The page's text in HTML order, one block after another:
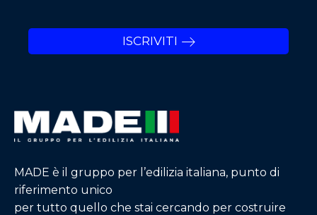
ISCRIVITI
MADE è il gruppo per l’edilizia italiana, punto di
riferimento unico
per tutto quello che stai cercando per costruire